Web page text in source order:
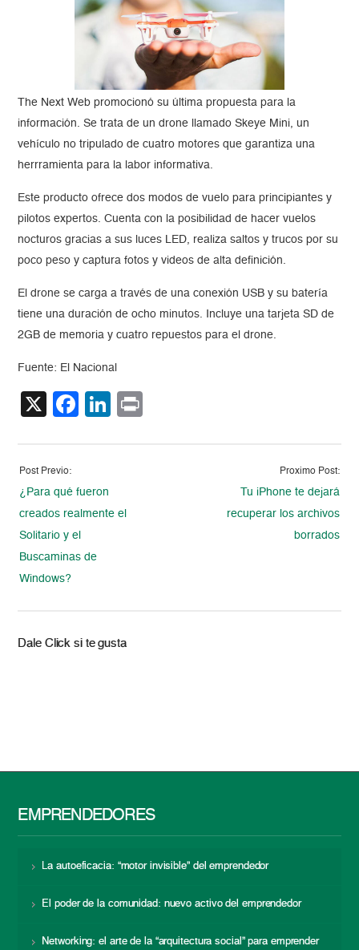
The Next Web promocionó su última propuesta para la
información. Se trata de un drone llamado Skeye Mini, un
vehículo no tripulado de cuatro motores que garantiza una
herrramienta para la labor informativa.
Este producto ofrece dos modos de vuelo para principiantes y
pilotos expertos. Cuenta con la posibilidad de hacer vuelos
nocturos gracias a sus luces LED, realiza saltos y trucos por su
poco peso y captura fotos y videos de alta definición.
El drone se carga a través de una conexión USB y su batería
tiene una duración de ocho minutos. Incluye una tarjeta SD de
2GB de memoria y cuatro repuestos para el drone.
Fuente: El Nacional
X Facebook
LinkedIn
Post Previo:
¿Para qué fueron
creados realmente el
Solitario y el
Buscaminas de
Windows?
Proximo Post:
Tu iPhone te dejará
recuperar los archivos
borrados
Dale Click si te gusta
EMPRENDEDORES
La autoeficacia: “motor invisible” del emprendedor
El poder de la comunidad: nuevo activo del emprendedor
Networking: el arte de la “arquitectura social” para emprender